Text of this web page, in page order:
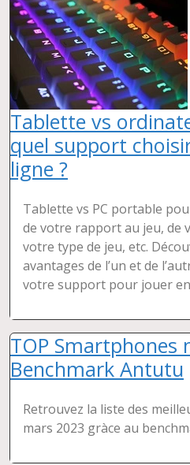
Tablette vs
quel support
ligne ?
Tablette vs PC portable
de votre rapport au jeu, de
votre type de jeu, etc.
avantages de l’un et de
votre support pour jouer
TOP Smartphones
Benchmark Antutu
Retrouvez la liste des
mars 2023 gràce au